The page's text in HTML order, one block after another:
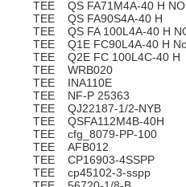
TEE QS FA71M4A-40 H
TEE QS FA90S4A-40 H
TEE QS FA 100L4A-40 H
TEE Q1E FC90L4A-40 H
TEE Q2E FC 100L4C-40 H
TEE WRB020
TEE INA110E
TEE NF-P 25363
TEE QJ22187-1/2-NYB
TEE QSFA112M4B-40H
TEE cfg_8079-PP-100
TEE AFB012
TEE CP16903-4SSPP
TEE cp45102-3-sspp